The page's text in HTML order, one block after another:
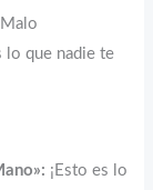
lo que nadie te
¡Esto es lo